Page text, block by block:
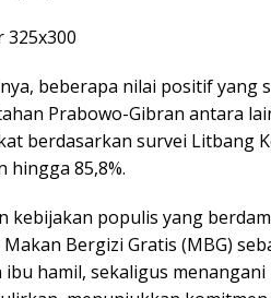
beberapa nilai positif yang
Prabowo-Gibran antara
berdasarkan survei Litbang
hingga 85,8%.
kebijakan populis yang
Bergizi Gratis (MBG)
ibu hamil, sekaligus